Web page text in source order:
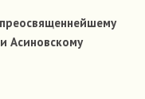
Асиновскому